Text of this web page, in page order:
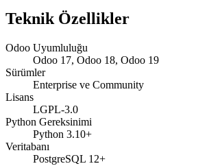
Teknik Özellikler
Odoo Uyumluluğu
Odoo 17, Odoo 18, Odoo 19
Sürümler
Enterprise ve Community
Lisans
LGPL-3.0
Python Gereksinimi
Python 3.10+
Veritabanı
PostgreSQL 12+